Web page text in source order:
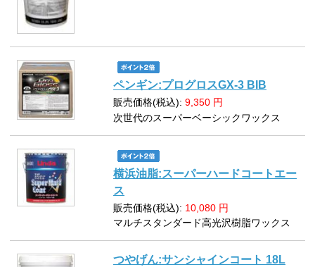
ペンギン:プログロスGX-3 BIB
販売価格(税込): 9,350 円
次世代のスーパーベーシックワックス
横浜油脂:スーパーハードコートエー
ス
販売価格(税込): 10,080 円
マルチスタンダード高光沢樹脂ワックス
つやげん:サンシャインコート 18L